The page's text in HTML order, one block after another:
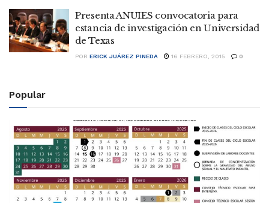
Presenta ANUIES convocatoria para
estancia de investigación en Universidad
de Texas
POR ERICK JUÁREZ PINEDA 16 FEBRERO, 2015 0
Popular